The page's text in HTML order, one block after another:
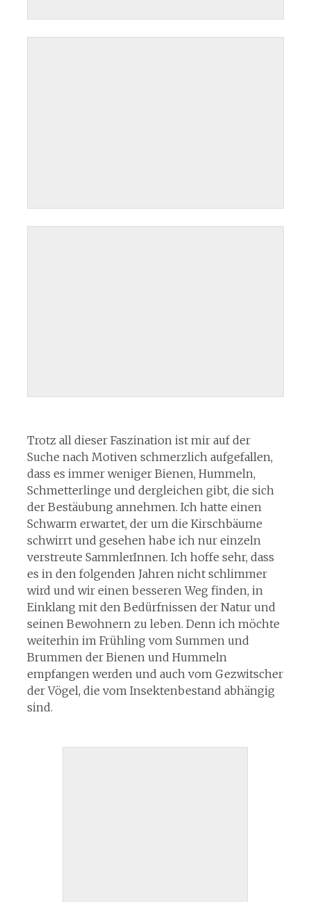
Trotz all dieser Faszination ist mir auf der
Suche nach Motiven schmerzlich aufgefallen,
dass es immer weniger Bienen, Hummeln,
Schmetterlinge und dergleichen gibt, die sich
der Bestäubung annehmen. Ich hatte einen
Schwarm erwartet, der um die Kirschbäume
schwirrt und gesehen habe ich nur einzeln
verstreute SammlerInnen. Ich hoffe sehr, dass
es in den folgenden Jahren nicht schlimmer
wird und wir einen besseren Weg finden, in
Einklang mit den Bedürfnissen der Natur und
seinen Bewohnern zu leben. Denn ich möchte
weiterhin im Frühling vom Summen und
Brummen der Bienen und Hummeln
empfangen werden und auch vom Gezwitscher
der Vögel, die vom Insektenbestand abhängig
sind.